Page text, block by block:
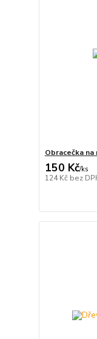
Obracečka na
150 Kč/ks
124 Kč bez